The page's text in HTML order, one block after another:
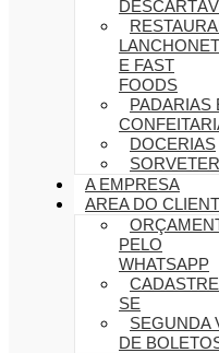
E FAST
FOODS
PADARIAS
DOCERIAS
A EMPRESA
AREA DO
PELO
WHATSAPP
SE
SEGUNDA
DE